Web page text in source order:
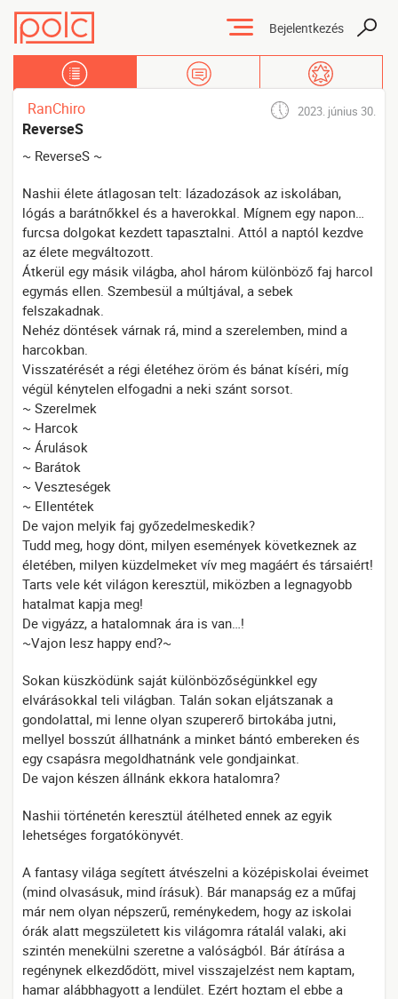
Bejelentkezés
Tartalmak
RanChiro 2023. június 30.
ReverseS
~ ReverseS ~
Nashii élete átlagosan telt: lázadozások az iskolában,
lógás a barátnőkkel és a haverokkal. Mígnem egy napon…
furcsa dolgokat kezdett tapasztalni. Attól a naptól kezdve
az élete megváltozott.
Átkerül egy másik világba, ahol három különböző faj harcol
egymás ellen. Szembesül a múltjával, a sebek
felszakadnak.
Nehéz döntések várnak rá, mind a szerelemben, mind a
harcokban.
Visszatérését a régi életéhez öröm és bánat kíséri, míg
végül kénytelen elfogadni a neki szánt sorsot.
~ Szerelmek
~ Harcok
~ Árulások
~ Barátok
~ Veszteségek
~ Ellentétek
De vajon melyik faj győzedelmeskedik?
Tudd meg, hogy dönt, milyen események következnek az
életében, milyen küzdelmeket vív meg magáért és társaiért!
Tarts vele két világon keresztül, miközben a legnagyobb
hatalmat kapja meg!
De vigyázz, a hatalomnak ára is van…!
~Vajon lesz happy end?~
Sokan küszködünk saját különbözőségünkkel egy
elvárásokkal teli világban. Talán sokan eljátszanak a
gondolattal, mi lenne olyan szupererő birtokába jutni,
mellyel bosszút állhatnánk a minket bántó embereken és
egy csapásra megoldhatnánk vele gondjainkat.
De vajon készen állnánk ekkora hatalomra?
Nashii történetén keresztül átélheted ennek az egyik
lehetséges forgatókönyvét.
A fantasy világa segített átvészelni a középiskolai éveimet
(mind olvasásuk, mind írásuk). Bár manapság ez a műfaj
már nem olyan népszerű, reménykedem, hogy az iskolai
órák alatt megszületett kis világomra rátalál valaki, aki
szintén menekülni szeretne a valóságból. Bár átírása a
regénynek elkezdődött, mivel visszajelzést nem kaptam,
hamar alábbhagyott a lendület. Ezért hoztam el ebbe a